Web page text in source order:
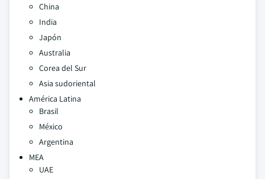
China
India
Japón
Australia
Corea del Sur
Asia sudoriental
América Latina
Brasil
México
Argentina
MEA
UAE